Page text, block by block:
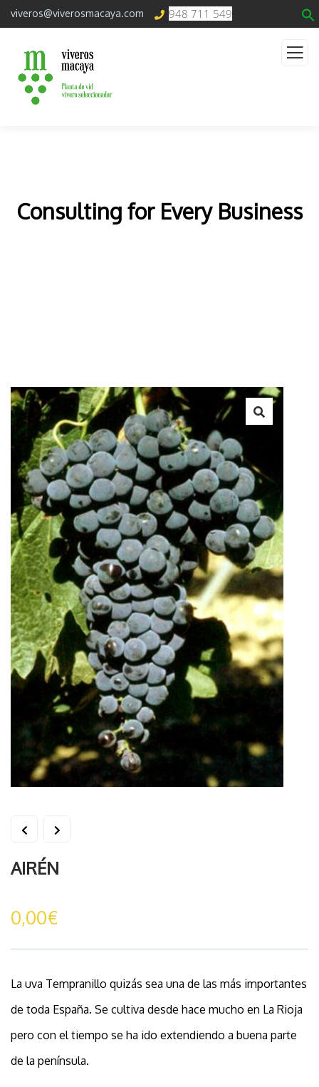
viveros@viverosmacaya.com 948 711 549
Consulting for Every Business
AIRÉN
0,00€
La uva Tempranillo quizás sea una de las más importantes
de toda España. Se cultiva desde hace mucho en La Rioja
pero con el tiempo se ha ido extendiendo a buena parte
de la península.